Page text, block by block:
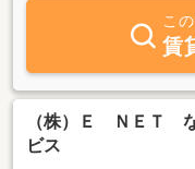
富な物件量と当社の多彩
ズ・家具家電付き賃貸・
スメーカー物件）などを
社ミニミニスタッフが入
全域でのお部屋探しはミ
りお待ちしております
して精一杯のサービス精
こ
賃
（株）Ｅ ＮＥＴ
ビス